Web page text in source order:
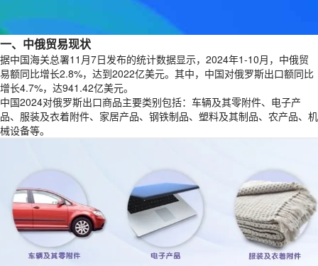
一、中俄贸易现状
据中国海关总署11月7日发布的统计数据显示，2024年1-10月，中俄贸
易额同比增长2.8%，达到2022亿美元。其中，中国对俄罗斯出口额同比
增长4.7%，达941.42亿美元。
中国2024对俄罗斯出口商品主要类别包括：车辆及其零附件、电子产
品、服装及衣着附件、家居产品、钢铁制品、塑料及其制品、农产品、机
械设备等。